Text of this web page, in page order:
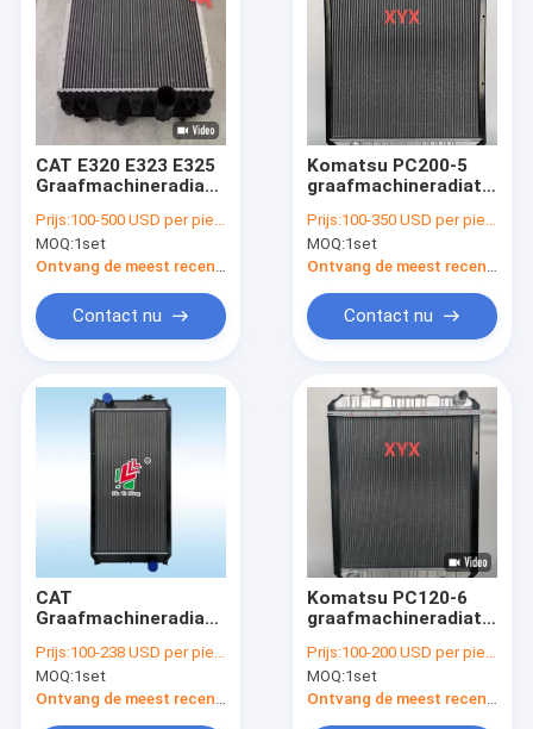
Ongeveer ons
Kwaliteitscontrole
Nieuws
CAT E320 E323 E325
Graafmachineradiator
nauwkeurig gebouwd
onderdeel |
Commerciële
Prijs:100-500 USD per piece
MOQ:1set
Ontvang de meest recente Prijs
Contact nu
Komatsu PC200-5
graafmachineradiator
van commerciële
kwaliteit
Prijs:100-350 USD per piece
MOQ:1set
Ontvang de meest recente Prijs
Contact nu
CAT
Graafmachineradiator
koelassemblage
Commerciële
kwaliteit
Prijs:100-238 USD per piece
MOQ:1set
Ontvang de meest recente Prijs
Komatsu PC120-6
graafmachineradiator
koelsysteemconstructie
Prijs:100-200 USD per piece
MOQ:1set
Ontvang de meest recente Prijs